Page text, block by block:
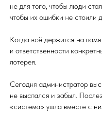
не для того, чтобы люди
чтобы их ошибки не стоили
Когда всё держится на
и ответственности
лотерея.
Сегодня администратор
не выспался и забыл.
«система» ушла вместе с